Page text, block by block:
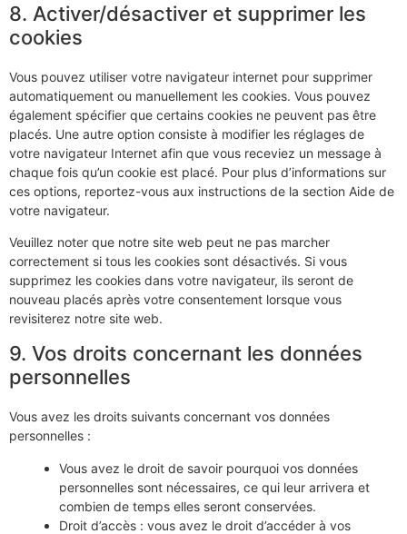
8. Activer/désactiver et supprimer les
cookies
Vous pouvez utiliser votre navigateur internet pour supprimer
automatiquement ou manuellement les cookies. Vous pouvez
également spécifier que certains cookies ne peuvent pas être
placés. Une autre option consiste à modifier les réglages de
votre navigateur Internet afin que vous receviez un message à
chaque fois qu’un cookie est placé. Pour plus d’informations sur
ces options, reportez-vous aux instructions de la section Aide de
votre navigateur.
Veuillez noter que notre site web peut ne pas marcher
correctement si tous les cookies sont désactivés. Si vous
supprimez les cookies dans votre navigateur, ils seront de
nouveau placés après votre consentement lorsque vous
revisiterez notre site web.
9. Vos droits concernant les données
personnelles
Vous avez les droits suivants concernant vos données
personnelles :
Vous avez le droit de savoir pourquoi vos données
personnelles sont nécessaires, ce qui leur arrivera et
combien de temps elles seront conservées.
Droit d’accès : vous avez le droit d’accéder à vos